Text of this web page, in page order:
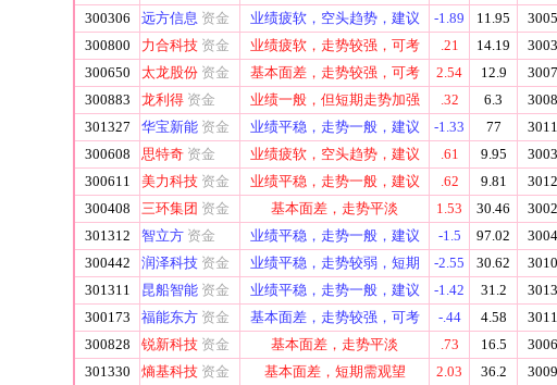
300306
远方信息 资金 业绩疲软，空头趋势，建议 -1.89 11.95
300800
力合科技 资金 业绩疲软，走势较强，可考 .21 14.19
300650
太龙股份 资金 基本面差，走势较强，可考 2.54 12.9
300883
龙利得 资金 业绩一般，但短期走势加强 .32 6.3
301327
华宝新能 资金 业绩平稳，走势一般，建议 -1.33 77
300608
思特奇 资金 业绩疲软，空头趋势，建议 .61 9.95
300611
美力科技 资金 业绩平稳，走势一般，建议 .62 9.81
300408
三环集团 资金 基本面差，走势平淡 1.53 30.46
301312
智立方 资金 业绩平稳，走势一般，建议 -1.5 97.02
300442
润泽科技 资金 业绩平稳，走势较弱，短期 -2.55 30.62
301311
昆船智能 资金 业绩平稳，走势一般，建议 -1.42 31.2
300173
福能东方 资金 基本面差，走势较强，可考 -.44 4.58
300828
锐新科技 资金 基本面差，走势平淡 .73 16.5
301330
熵基科技 资金 基本面差，短期需观望 2.03 36.2